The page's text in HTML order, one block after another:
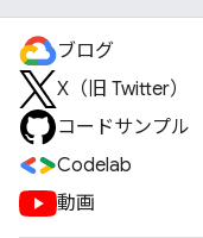
ブログ
X（旧 Twitter）
コードサンプル
Codelab
動画